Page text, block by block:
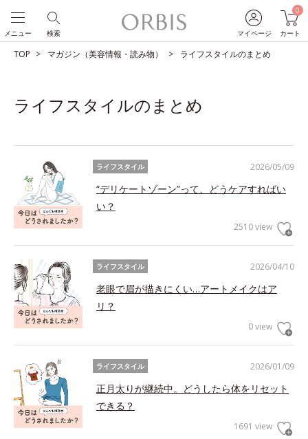
マイページ
0
カート
検索
メニュー
TOP マガジン（美容情報・読み物） ライフスタイルのまとめ
ライフスタイルのまとめ
2026/05/09
ライフスタイル
“デリケートゾーン”って、どうケアすればい
い？
2510 view
2026/04/10
ライフスタイル
老眼で眉が描きにくい…アートメイクはア
リ？
0 view
2026/01/09
ライフスタイル
正月太りが継続中。どうしたら体をリセット
できる？
1691 view